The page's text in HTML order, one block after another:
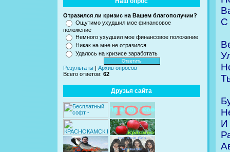
Отразился ли кризис на Вашем благополучии?
Ощутимо ухудшил мое финансовое
положение
Немного ухудшил мое финансовое положение
Никак на мне не отразился
Удалось на кризисе заработать
Результаты
Архив опросов
Всего ответов: 62
Друзья сайта
С
И